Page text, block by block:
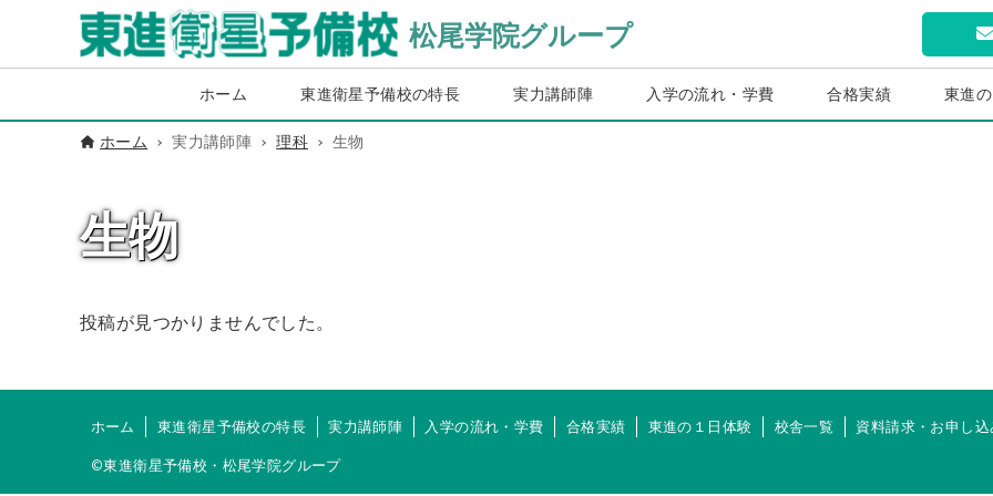
松尾学院グループ
ホーム 東進衛星予備校の特長 実力講師陣 入学の流れ・学費 合格実績 東進
ホーム 実力講師陣 理科 生物
生物
投稿が見つかりませんでした。
ホーム 東進衛星予備校の特長 実力講師陣 入学の流れ・学費 合格実績 東進の１日体験 校舎一覧 資料請求・お申し込
©東進衛星予備校・松尾学院グループ